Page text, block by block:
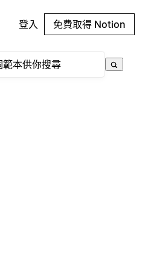
登入 免費取得 Notion